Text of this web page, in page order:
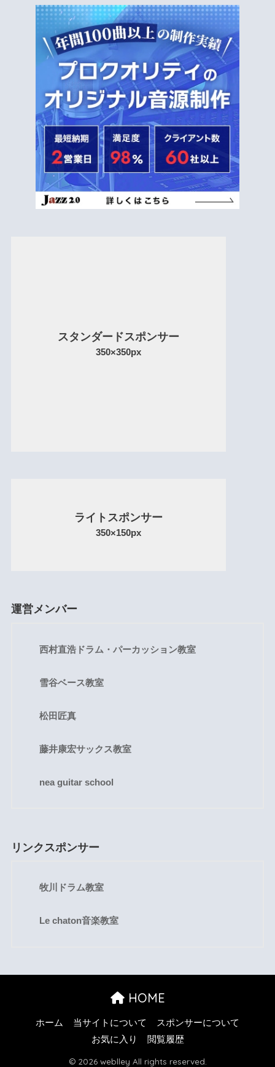
スタンダードスポンサー
350×350px
ライトスポンサー
350×150px
運営メンバー
西村直浩ドラム・パーカッション教室
雪谷ベース教室
松田匠真
藤井康宏サックス教室
nea guitar school
リンクスポンサー
牧川ドラム教室
Le chaton音楽教室
HOME
ホーム 当サイトについて
スポンサーについて
お気に入り
閲覧履歴
© 2026 weblley All rights reserved.